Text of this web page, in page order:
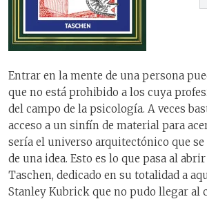
Entrar en la mente de una persona
que no está prohibido a los cuya
del campo de la psicología. A veces
acceso a un sinfín de material para
sería el universo arquitectónico que
de una idea. Esto es lo que pasa al
Taschen, dedicado en su totalidad a
Stanley Kubrick que no pudo llegar al